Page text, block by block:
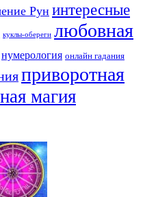
Рун интересные
куклы-обереги любовная
нумерология онлайн гадания
приворотная
магия